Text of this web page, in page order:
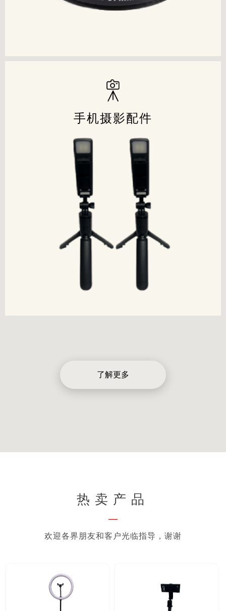
立即查看 联系我们
手机摄影配件
手机摄影配件
产品经过
CE FCC Rohs Reach
等认证和检测
欢迎各界朋友和客户光临指导
了解更多
热卖产品
欢迎各界朋友和客户光临指导，谢谢
—